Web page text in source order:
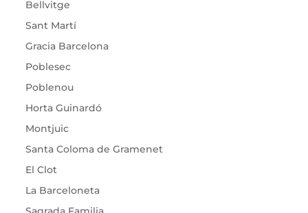
Bellvitge
Sant Martí
Gracia Barcelona
Poblesec
Poblenou
Horta Guinardó
Montjuic
Santa Coloma de Gramenet
El Clot
La Barceloneta